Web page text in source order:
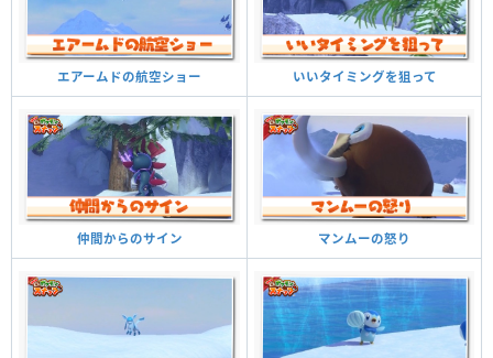
エアームドの航空ショー いいタイミングを狙って
仲間からのサイン マンムーの怒り